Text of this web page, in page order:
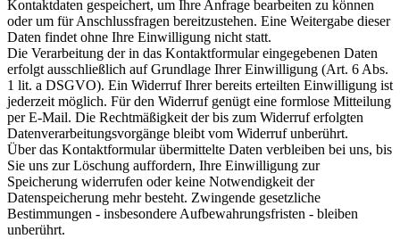
Kontaktdaten gespeichert, um Ihre Anfrage bearbeiten zu können
oder um für Anschlussfragen bereitzustehen. Eine Weitergabe dieser
Daten findet ohne Ihre Einwilligung nicht statt.
Die Verarbeitung der in das Kontaktformular eingegebenen Daten
erfolgt ausschließlich auf Grundlage Ihrer Einwilligung (Art. 6 Abs.
1 lit. a DSGVO). Ein Widerruf Ihrer bereits erteilten Einwilligung ist
jederzeit möglich. Für den Widerruf genügt eine formlose Mitteilung
per E-Mail. Die Rechtmäßigkeit der bis zum Widerruf erfolgten
Datenverarbeitungsvorgänge bleibt vom Widerruf unberührt.
Über das Kontaktformular übermittelte Daten verbleiben bei uns, bis
Sie uns zur Löschung auffordern, Ihre Einwilligung zur
Speicherung widerrufen oder keine Notwendigkeit der
Datenspeicherung mehr besteht. Zwingende gesetzliche
Bestimmungen - insbesondere Aufbewahrungsfristen - bleiben
unberührt.